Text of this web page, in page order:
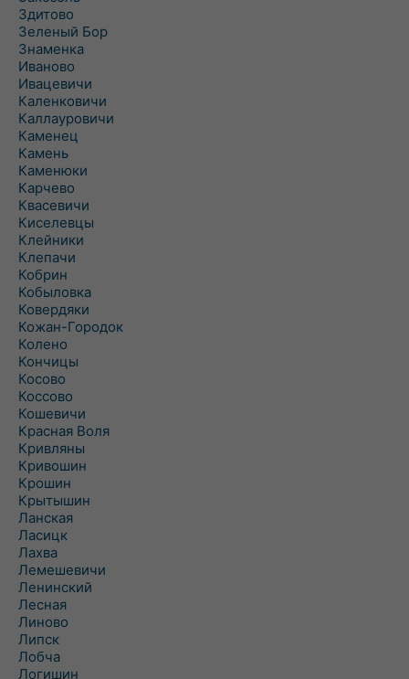
Здитово
Зеленый Бор
Знаменка
Иваново
Ивацевичи
Каленковичи
Каллауровичи
Каменец
Камень
Каменюки
Карчево
Квасевичи
Киселевцы
Клейники
Клепачи
Кобрин
Кобыловка
Ковердяки
Кожан-Городок
Колено
Кончицы
Косово
Коссово
Кошевичи
Красная Воля
Кривляны
Кривошин
Крошин
Крытышин
Ланская
Ласицк
Лахва
Лемешевичи
Ленинский
Лесная
Линово
Липск
Лобча
Логишин